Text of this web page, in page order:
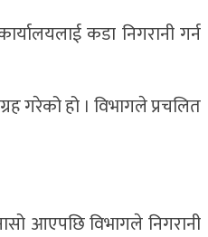
कडा निगरानी गर्न
गरेको हो । विभागले प्रचलित
आएपछि विभागले निगरानी